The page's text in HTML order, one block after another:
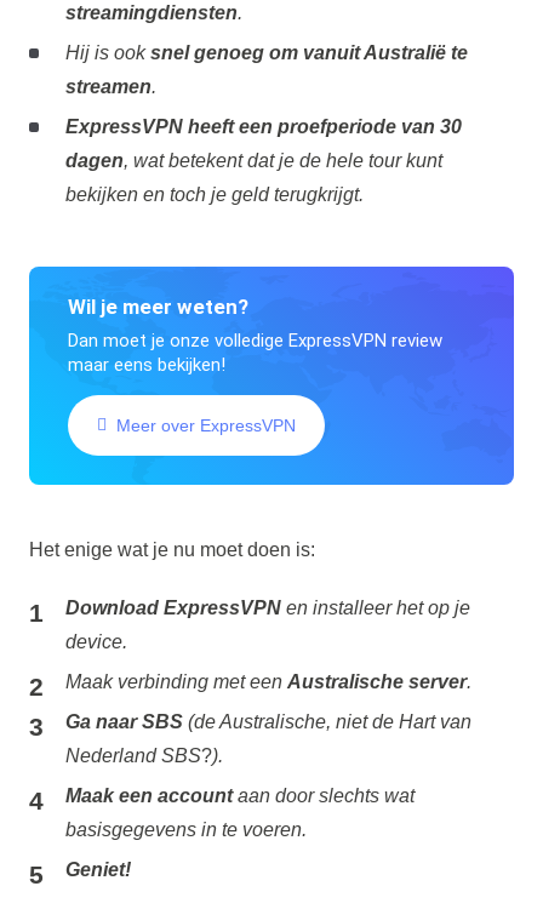
streamingdiensten.
Hij is ooksnel genoeg om vanuit Australië te
streamen.
ExpressVPN heeft een proefperiode van 30
dagen, wat betekent dat je de hele tour kunt
bekijken en toch je geld terugkrijgt.
Wil je meer weten?
Dan moet je onze volledige ExpressVPN review
maar eens bekijken!
Meer over ExpressVPN
Het enige wat je nu moet doen is:
Download ExpressVPNen installeer het op je
device.
Maak verbinding met een Australische server.
Ga naar SBS(de Australische, niet de Hart van
Nederland SBS?).
Maak een accountaan door slechts wat
basisgegevens in te voeren.
Geniet!